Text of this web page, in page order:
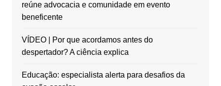
reúne advocacia e comunidade em evento
beneficente
VÍDEO | Por que acordamos antes do
despertador? A ciência explica
Educação: especialista alerta para desafios da